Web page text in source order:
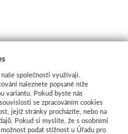
společnosti využívají.
naleznete popsané níže
variantu. Pokud byste nás
se zpracováním cookies
jejíž stránky procházíte, nebo na
Pokud si myslíte, že s osobními
podat stížnost u Úřadu pro